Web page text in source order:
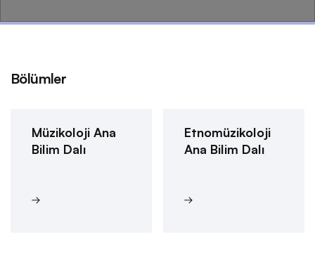
Bölümler
Müzikoloji Ana
Bilim Dalı
Etnomüzikoloji
Ana Bilim Dalı